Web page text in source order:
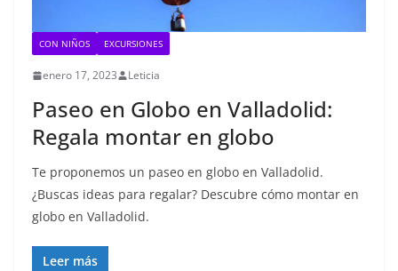
CON NIÑOS EXCURSIONES
enero 17, 2023 Leticia
Paseo en Globo en Valladolid:
Regala montar en globo
Te proponemos un paseo en globo en Valladolid.
¿Buscas ideas para regalar? Descubre cómo montar en
globo en Valladolid.
Leer más